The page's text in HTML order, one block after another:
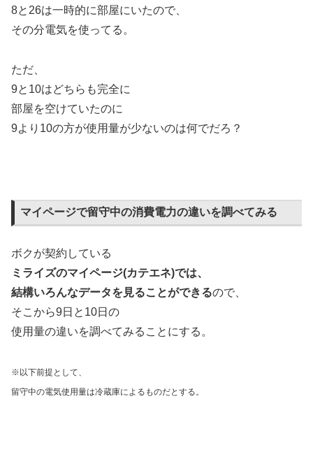
8と26は一時的に部屋にいたので、
その分電気を使ってる。
ただ、
9と10はどちらも完全に
部屋を空けていたのに
9より10の方が使用量が少ないのは何でだろ？
マイページで留守中の消費電力の違いを調べてみる
ボクが契約している
ミライズのマイページ(カテエネ)では、
結構いろんなデータを見ることができるので、
そこから9日と10日の
使用量の違いを調べてみることにする。
※以下前提として、
留守中の電気使用量は冷蔵庫によるものだとする。